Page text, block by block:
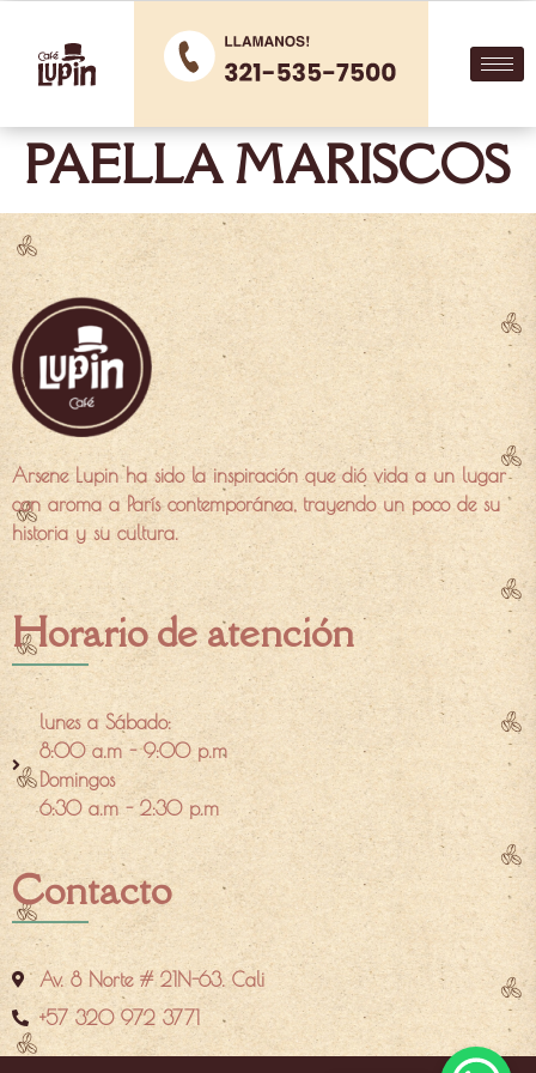
PAELLA MARISCOS
Arsene Lupin ha sido la inspiración que dió vida a un lugar
con aroma a París contemporánea, trayendo un poco de su
historia y su cultura.
Horario de atención
lunes a Sábado:
8:00 a.m - 9:00 p.m
Domingos
6:30 a.m - 2:30 p.m
Contacto
Av. 8 Norte # 21N-63. Cali
+57 320 972 3771